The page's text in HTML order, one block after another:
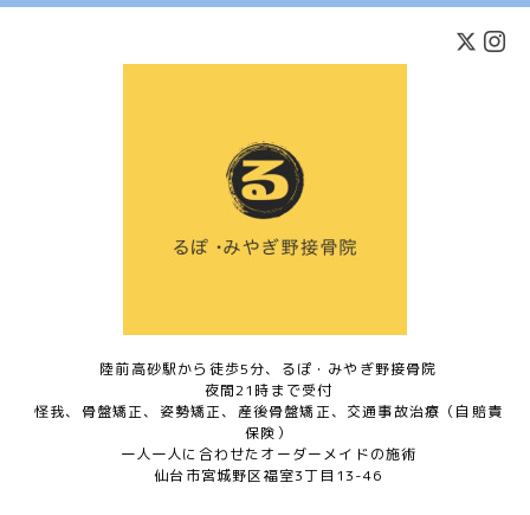
陸前高砂駅から徒歩5分、るぽ・みやぎ野接骨院
夜間21時まで受付
怪我、骨盤矯正、姿勢矯正、産後骨盤矯正、交通事故治療（自賠責
保険）
一人一人に合わせたオーダーメイドの施術
仙台市宮城野区福室3丁目13-46